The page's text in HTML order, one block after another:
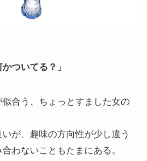
ついてる？」
合う、ちょっとすました女の
が、趣味の方向性が少し違う
わないこともたまにある。